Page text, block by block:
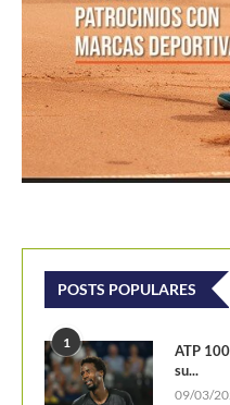
POSTS POPULARES
1
su...
09/03/